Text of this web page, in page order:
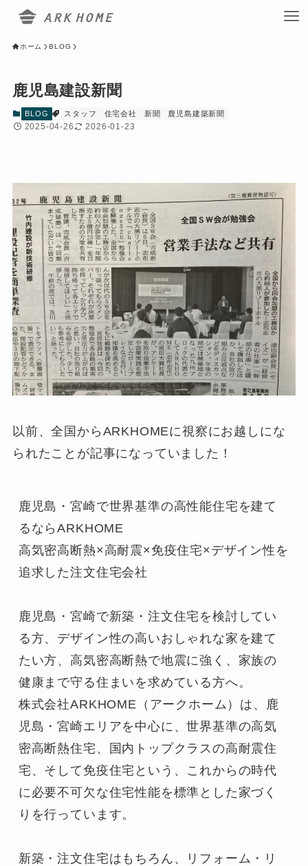
ホーム BLOG
鹿児島建設新聞
BLOG スタッフ 住宅会社 新聞 鹿児島建築新聞
2025-04-26 2026-01-23
以前、全国からARKHOMEに視察にお越しにな
られたことが記事になっていました！
鹿児島・宮崎で世界基準の高性能住宅を建て
るならARKHOME
高気密高断熱×高耐震×免疫住宅×デザイン性を
追求した注文住宅会社
鹿児島・宮崎で新築・注文住宅を検討してい
る方、デザイン性の高いおしゃれな家を建て
たい方、高気密高断熱で地震に強く、家族の
健康まで守る住まいを求めている方へ。
株式会社ARKHOME（アークホーム）は、鹿
児島・宮崎エリアを中心に、世界基準の高気
密高断熱住宅、国内トップクラスの高耐震住
宅、そして免疫住宅という、これからの時代
に必要不可欠な住宅性能を標準とした家づく
りを行っています。
新築・注文住宅はもちろん、リフォーム・リ